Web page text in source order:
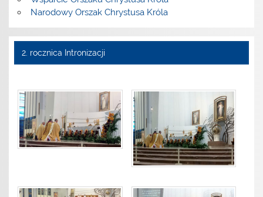
Narodowy Orszak Chrystusa Króla
2. rocznica Intronizacji